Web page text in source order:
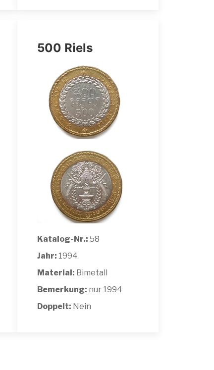
500 Riels
Katalog-Nr.: 58
Jahr: 1994
Material: Bimetall
Bemerkung: nur 1994
Doppelt: Nein